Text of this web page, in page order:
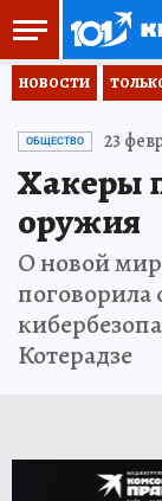
НОВОСТИ
ОБЩЕСТВО 23
Хакеры
оружия
О новой
поговорила
Котерадзе